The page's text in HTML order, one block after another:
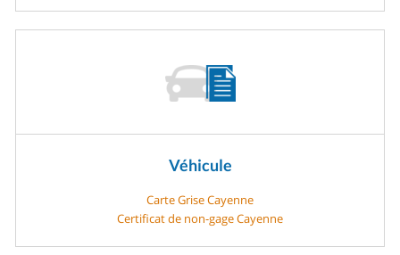
Véhicule
Carte Grise Cayenne
Certificat de non-gage Cayenne